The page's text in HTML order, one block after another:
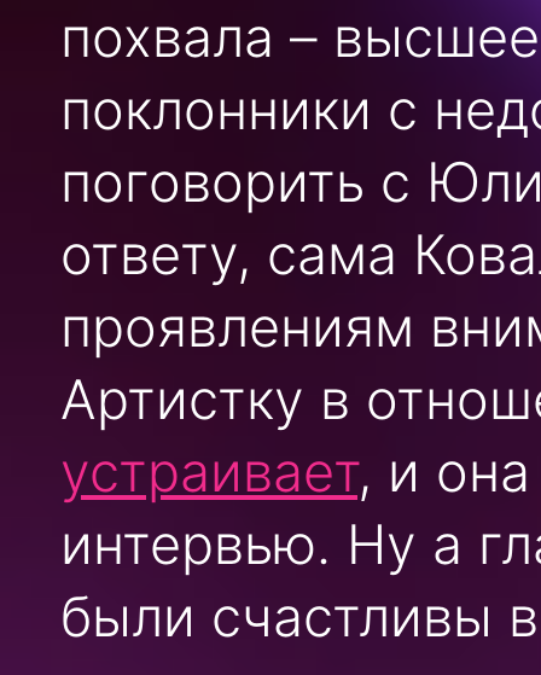
похвала –
поклонники с
поговорить с
ответу, сама
проявлениям
Артистку в
устраивает, и
интервью. Ну а
были счастливы